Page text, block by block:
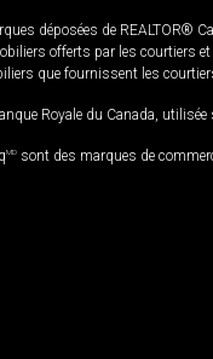
déposées de
offerts par les
que fournissent les
Royale du Canada,
MD sont des marques de